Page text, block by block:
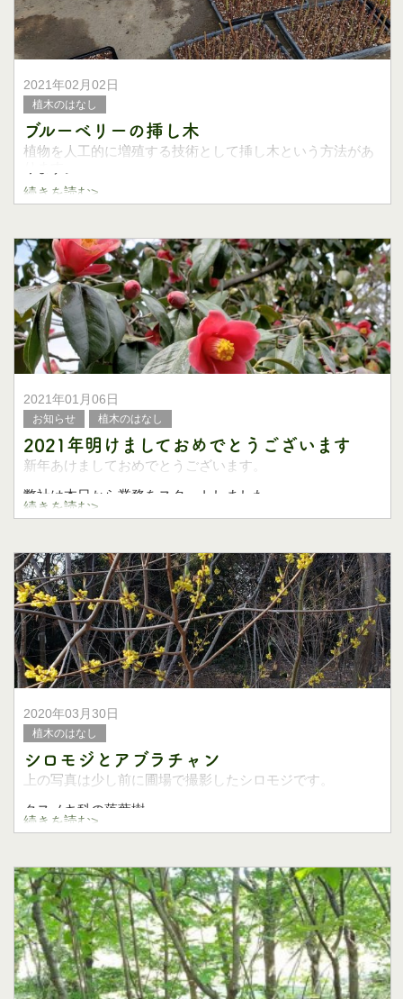
2021年02月02日
植木のはなし
ブルーベリーの挿し木
植物を人工的に増殖する技術として挿し木という方法があ
2月～3月の落葉期に行う「春挿し」と
高い時期を選んで行います。
今回はブルーベリ
続きを読む>
2021年01月06日
お知らせ 植木のはなし
2021年明けましておめでとうございます
新年あけましておめでとうございます。
弊社は本日から業務をスタートしました。
一刻も早くワクチンの普及により鎮静化することを願うば
か
続きを読む>
2020年03月30日
植木のはなし
シロモジとアブラチャン
上の写真は少し前に圃場で撮影したシロモジです。
クスノキ科の落葉樹。
小さな可憐な花がとてもきれいで早春を感じさせます。
続きを読む>